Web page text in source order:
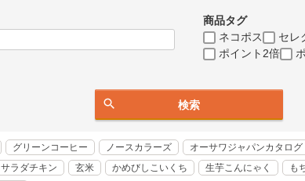
商品タグ
ネコポス
セレ
ポイント2倍
検索
グリーンコーヒー ノースカラーズ オーサワジャパンカタログ
サラダチキン 玄米 かめびしこいくち 生芋こんにゃく も